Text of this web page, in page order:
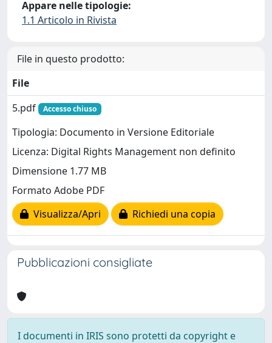
Appare nelle tipologie:
1.1 Articolo in Rivista
File in questo prodotto:
File
5.pdf
Accesso chiuso
Tipologia: Documento in Versione Editoriale
Licenza: Digital Rights Management non definito
Dimensione 1.77 MB
Formato Adobe PDF
Visualizza/Apri
Richiedi una copia
Pubblicazioni consigliate
I documenti in IRIS sono protetti da copyright e